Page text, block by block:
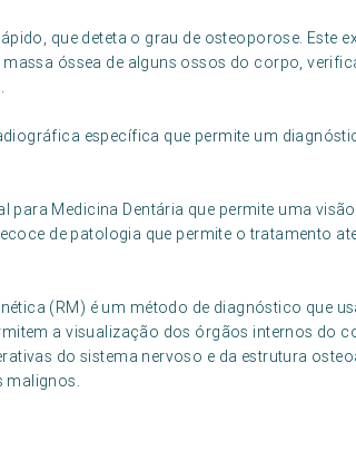
que deteta o grau de osteoporose. Este
óssea de alguns ossos do corpo,
específica que permite um
para Medicina Dentária que permite uma
de patologia que permite o tratamento
(RM) é um método de diagnóstico que
a visualização dos órgãos internos do
do sistema nervoso e da estrutura
malignos.